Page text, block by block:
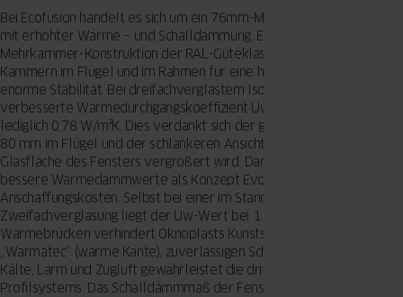
Bei Ecofusion handelt es sich um ein 76mm-Mitteldichtungssystem
mit erhöhter Wärme – und Schalldämmung. Es basiert auf einer
Mehrkammer-Konstruktion der RAL-Güteklasse A mit jeweils fünf
Kammern im Flügel und im Rahmen für eine hohe Langlebigkeit und
enorme Stabilität. Bei dreifachverglastem Isolierglas beträgt der
verbesserte Wärmedurchgangskoeffizient Uw von Ecofusion
lediglich 0,78 W/m²K. Dies verdankt sich der größeren Bautiefe von
80 mm im Flügel und der schlankeren Ansichtsbreite, wodurch die
Glasfläche des Fensters vergrößert wird. Damit bietet Ecofusion
bessere Wärmedämmwerte als Konzept Evo ohne größere
Anschaffungskosten. Selbst bei einer im Standard erhältlichen
Zweifachverglasung liegt der Uw-Wert bei 1.0 W/m²K.
Wärmebrücken verhindert Oknoplasts Kunststoff-Glasverbund
„Warmatec“ (warme Kante), zuverlässigen Schutz vor Feuchtigkeit,
Kälte, Lärm und Zugluft gewährleistet die dritte Dichtungsebene des
Profilsystems. Das Schalldämmmaß der Fensterinnovation liegt bei